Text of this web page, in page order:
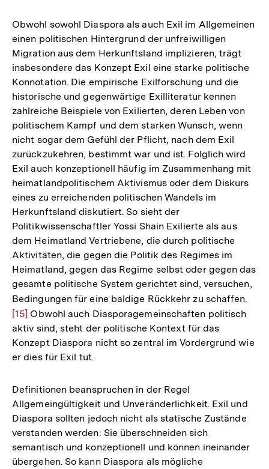
Obwohl sowohl Diaspora als auch Exil im Allgemeinen
einen politischen Hintergrund der unfreiwilligen
Migration aus dem Herkunftsland implizieren, trägt
insbesondere das Konzept Exil eine starke politische
Konnotation. Die empirische Exilforschung und die
historische und gegenwärtige Exilliteratur kennen
zahlreiche Beispiele von Exilierten, deren Leben von
politischem Kampf und dem starken Wunsch, wenn
nicht sogar dem Gefühl der Pflicht, nach dem Exil
zurückzukehren, bestimmt war und ist. Folglich wird
Exil auch konzeptionell häufig im Zusammenhang mit
heimatlandpolitischem Aktivismus oder dem Diskurs
eines zu erreichenden politischen Wandels im
Herkunftsland diskutiert. So sieht der
Politikwissenschaftler Yossi Shain Exilierte als aus
dem Heimatland Vertriebene, die durch politische
Aktivitäten, die gegen die Politik des Regimes im
Heimatland, gegen das Regime selbst oder gegen das
gesamte politische System gerichtet sind, versuchen,
Bedingungen für eine baldige Rückkehr zu schaffen.
[15] Obwohl auch Diasporagemeinschaften politisch
aktiv sind, steht der politische Kontext für das
Konzept Diaspora nicht so zentral im Vordergrund wie
er dies für Exil tut.
Definitionen beanspruchen in der Regel
Allgemeingültigkeit und Unveränderlichkeit. Exil und
Diaspora sollten jedoch nicht als statische Zustände
verstanden werden: Sie überschneiden sich
semantisch und konzeptionell und können ineinander
übergehen. So kann Diaspora als mögliche